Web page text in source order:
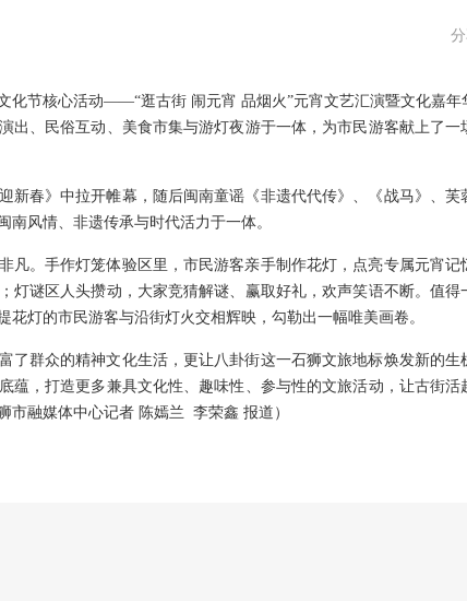
分
化节核心活动——“逛古街 闹元宵 品烟火”元宵文艺汇演暨文化嘉年
出、民俗互动、美食市集与游灯夜游于一体，为市民游客献上了一
新春》中拉开帷幕，随后闽南童谣《非遗代代传》、《战马》、芙
南风情、非遗传承与时代活力于一体。
凡。手作灯笼体验区里，市民游客亲手制作花灯，点亮专属元宵记
灯谜区人头攒动，大家竞猜解谜、赢取好礼，欢声笑语不断。值得
花灯的市民游客与沿街灯火交相辉映，勾勒出一幅唯美画卷。
了群众的精神文化生活，更让八卦街这一石狮文旅地标焕发新的生
蕴，打造更多兼具文化性、趣味性、参与性的文旅活动，让古街活
市融媒体中心记者 陈嫣兰 李荣鑫 报道）